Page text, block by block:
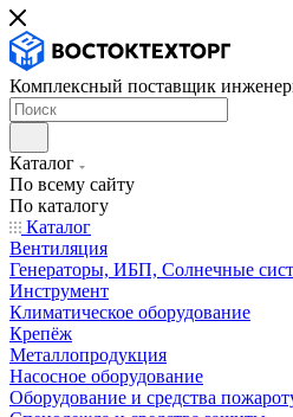
Комплексный поставщик
Каталог
По всему сайту
По каталогу
Каталог
Вентиляция
Генераторы, ИБП, Солнечные
Инструмент
Климатическое оборудование
Крепёж
Металлопродукция
Насосное оборудование
Оборудование и средства